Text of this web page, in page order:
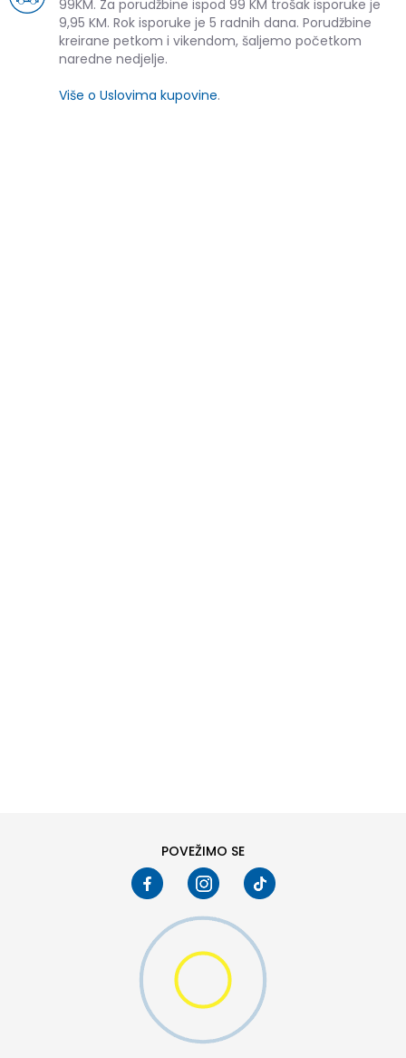
99KM. Za porudžbine ispod 99 KM trošak isporuke je
9,95 KM. Rok isporuke je 5 radnih dana. Porudžbine
kreirane petkom i vikendom, šaljemo početkom
naredne nedjelje.
Više o Uslovima kupovine.
POVEŽIMO SE